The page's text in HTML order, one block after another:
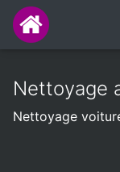
Nettoyage
Nettoyage